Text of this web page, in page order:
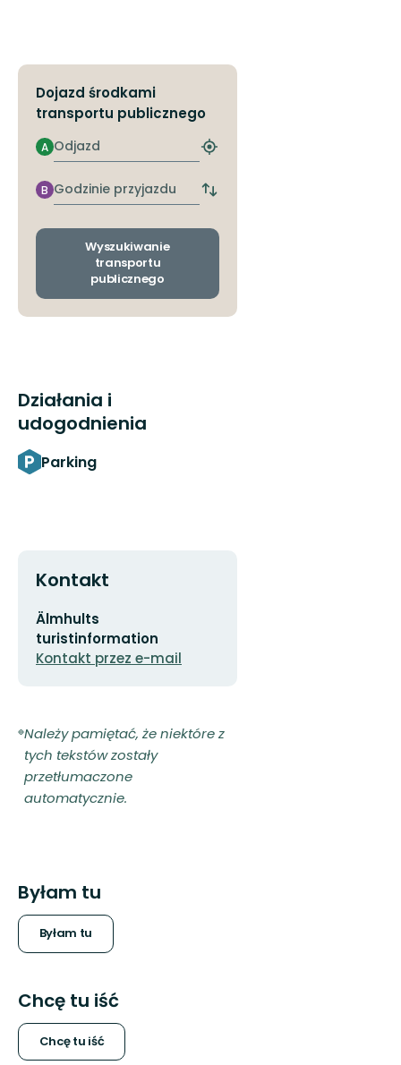
Dojazd środkami
transportu publicznego
Odjazd
A
Znajdź
przystanek
Godzinie
przyjazdu
B
Zmiana
odjazdu
Wyszukiwanie
transportu
publicznego
Działania i
udogodnienia
Parking
Kontakt
Adres
e-
mail
Älmhults
turistinformation
Kontakt przez e-mail
Należy pamiętać, że niektóre z
tych tekstów zostały
przetłumaczone
automatycznie.
Byłam tu
Byłam tu
Chcę tu iść
Chcę tu iść